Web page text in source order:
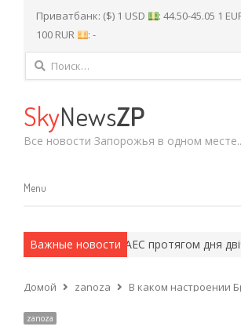
Приватбанк: ($) 1 USD : 44.50-45.05 1
100 RUR
: -
Найти:
SkyNewsZP
Все новости Запорожья в одном
Menu
Menu
Важные новости
методы. ЗАЕС протягом дня
Домой zanoza В каком настроении
zanoza